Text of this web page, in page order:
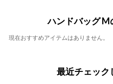
ハンドバッグ
現在おすすめアイテムはありません。
最近チェック